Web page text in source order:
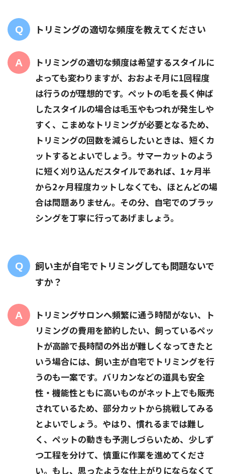
トリミングの適切な頻度を教えてください
トリミングの適切な頻度は希望するスタイルに
よっても変わりますが、おおよそ月に1回程度
は行うのが理想的です。ペットの毛を長く伸ば
したスタイルの場合は毛玉やもつれが発生しや
すく、こまめなトリミングが必要となるため、
トリミングの回数を減らしたいときは、短くカ
ットするとよいでしょう。サマーカットのよう
に短く刈り込んだスタイルであれば、1ヶ月半
から2ヶ月程度カットしなくても、ほとんどの場
合は問題ありません。その分、自宅でのブラッ
シングを丁寧に行ってあげましょう。
飼い主が自宅でトリミングしても問題ないで
すか？
トリミングサロンへ頻繁に通う時間がない、ト
リミングの費用を節約したい、飼っているペッ
トが高齢で長時間の外出が難しくなってきたと
いう場合には、飼い主が自宅でトリミングを行
うのも一案です。バリカンなどの道具も安全
性・機能性ともに高いものがネット上でも販売
されているため、部分カットから挑戦してみる
とよいでしょう。やはり、慣れるまでは難し
く、ペットの動きも予測しづらいため、少しず
つ工程を分けて、慎重に作業を進めてくださ
い。もし、思ったような仕上がりにならなくて